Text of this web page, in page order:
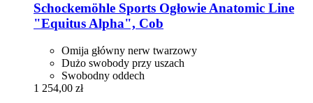
Schockemöhle Sports Ogłowie Anatomic Line
"Equitus Alpha", Cob
Omija główny nerw twarzowy
Dużo swobody przy uszach
Swobodny oddech
1 254,00 zł